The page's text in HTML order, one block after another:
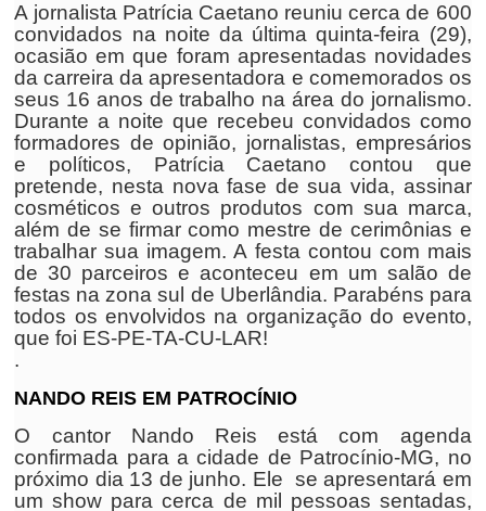
A jornalista Patrícia Caetano reuniu cerca de 600
convidados na noite da última quinta-feira (29),
ocasião em que foram apresentadas novidades
da carreira da apresentadora e comemorados os
seus 16 anos de trabalho na área do jornalismo.
Durante a noite que recebeu convidados como
formadores de opinião, jornalistas, empresários
e políticos, Patrícia Caetano contou que
pretende, nesta nova fase de sua vida, assinar
cosméticos e outros produtos com sua marca,
além de se firmar como mestre de cerimônias e
trabalhar sua imagem. A festa contou com mais
de 30 parceiros e aconteceu em um salão de
festas na zona sul de Uberlândia. Parabéns para
todos os envolvidos na organização do evento,
que foi ES-PE-TA-CU-LAR!
.
NANDO REIS EM PATROCÍNIO
O cantor Nando Reis está com agenda
confirmada para a cidade de Patrocínio-MG, no
próximo dia 13 de junho. Ele se apresentará em
um show para cerca de mil pessoas sentadas,